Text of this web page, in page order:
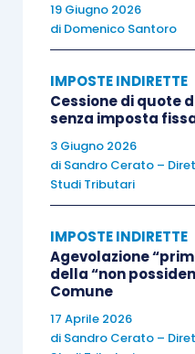
presupposti per
bollo. Il contribuente
eventualmente altre
individuate
l’imposta.
I due elenchi (A e B)
portale “Fatture e
del mese
trimestre solare . I
delegati avranno
elenchi
fino
successivo alla
19 Giugno 2026
di Domenico Santoro
IMPOSTE INDIRETTE
Cessione di quote
senza imposta
3 Giugno 2026
di Sandro Cerato –
Studi Tributari
IMPOSTE INDIRETTE
Agevolazione
della “non
Comune
17 Aprile 2026
di Sandro Cerato –